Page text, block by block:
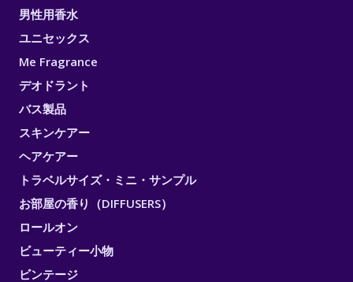
男性用香水
ユニセックス
Me Fragrance
デオドラント
バス製品
スキンケアー
ヘアケアー
トラベルサイズ・ミニ・サンプル
お部屋の香り（DIFFUSERS）
ロールオン
ビューティー小物
ビンテージ